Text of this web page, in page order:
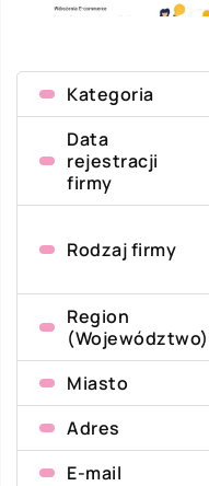
Kategoria
Data
rejestracji
firmy
Rodzaj firmy
Region
(Województwo)
Miasto
Adres
E-mail